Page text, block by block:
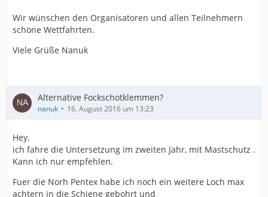
Wir wünschen den Organisatoren und allen Teilnehmern
schöne Wettfahrten.
Viele Grüße Nanuk
Alternative Fockschotklemmen?
nanuk 16. August 2016 um 13:23
Hey,
ich fahre die Untersetzung im zweiten Jahr, mit Mastschutz .
Kann ich nur empfehlen.
Fuer die Norh Pentex habe ich noch ein weitere Loch max
achtern in die Schiene gebohrt und